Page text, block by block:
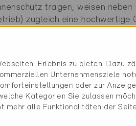
tragen, weisen neben
zugleich eine hochwertige
und
werden können, wird der
gesteuert. Im
man sie zur Erwärmung der
Erlebnis zu bieten. Dazu
Unternehmensziele
oder zur
Kategorien Sie zulassen
mehr alle Funktionalitäten der